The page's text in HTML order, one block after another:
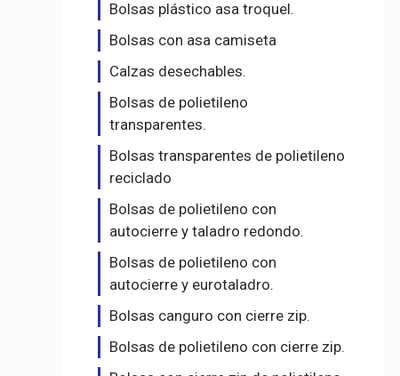
Bolsas plástico asa troquel.
Bolsas con asa camiseta
Calzas desechables.
Bolsas de polietileno
transparentes.
Bolsas transparentes de polietileno
reciclado
Bolsas de polietileno con
autocierre y taladro redondo.
Bolsas de polietileno con
autocierre y eurotaladro.
Bolsas canguro con cierre zip.
Bolsas de polietileno con cierre zip.